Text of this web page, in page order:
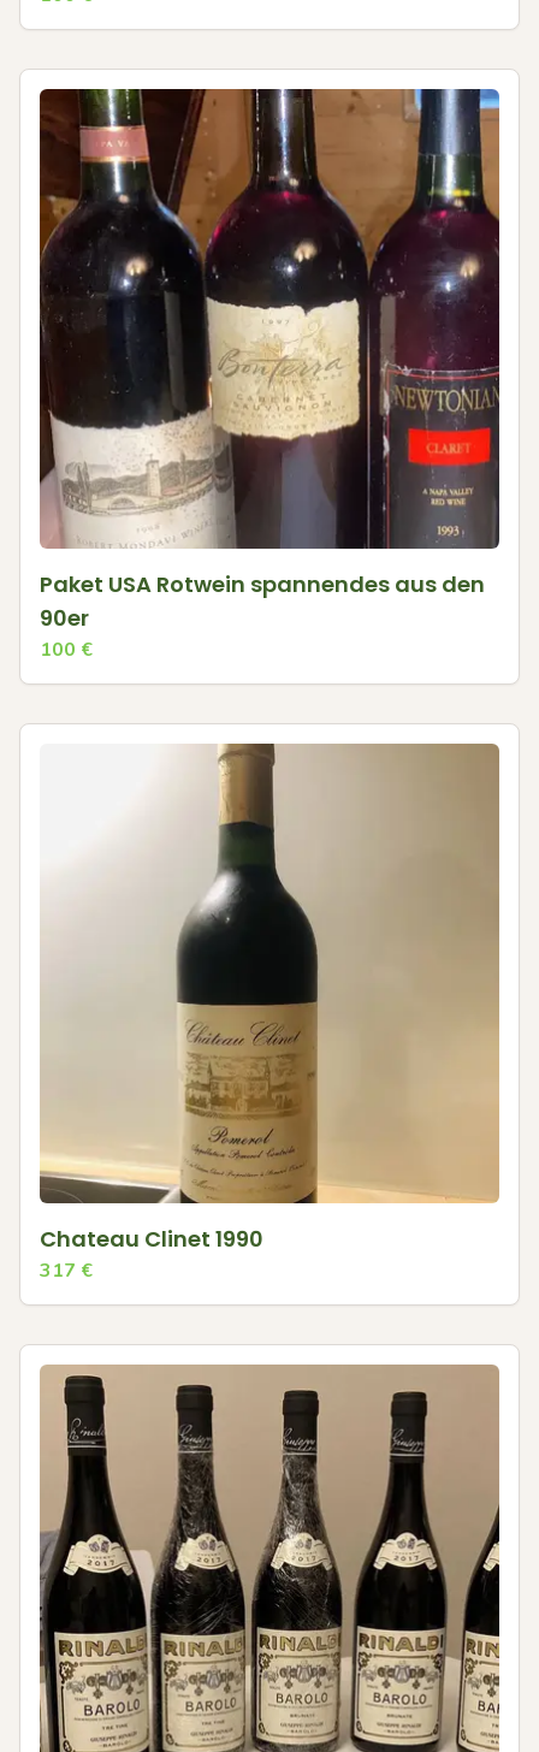
Paket USA Rotwein spannendes aus den
90er
100 €
Chateau Clinet 1990
317 €